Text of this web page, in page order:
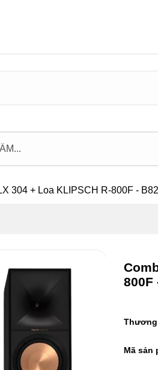
304 + Loa KLIPSCH R-800F - B82
800F
Mã sản